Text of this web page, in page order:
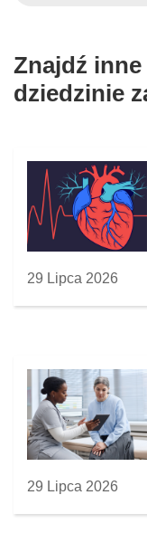
Znajdź inne
dziedzinie
29 Lipca 2026
29 Lipca 2026